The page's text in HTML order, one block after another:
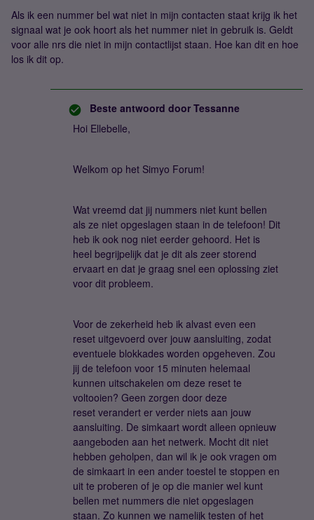
Als ik een nummer bel wat niet in mijn contacten staat krijg ik het
signaal wat je ook hoort als het nummer niet in gebruik is. Geldt
voor alle nrs die niet in mijn contactlijst staan. Hoe kan dit en hoe
los ik dit op.
Beste antwoord door Tessanne
Hoi Ellebelle,
Welkom op het Simyo Forum!
Wat vreemd dat jij nummers niet kunt bellen
als ze niet opgeslagen staan in de telefoon! Dit
heb ik ook nog niet eerder gehoord. Het is
heel begrijpelijk dat je dit als zeer storend
ervaart en dat je graag snel een oplossing ziet
voor dit probleem.
Voor de zekerheid heb ik alvast even een
reset uitgevoerd over jouw aansluiting, zodat
eventuele blokkades worden opgeheven. Zou
jij de telefoon voor 15 minuten helemaal
kunnen uitschakelen om deze reset te
voltooien? Geen zorgen door deze
reset verandert er verder niets aan jouw
aansluiting. De simkaart wordt alleen opnieuw
aangeboden aan het netwerk. Mocht dit niet
hebben geholpen, dan wil ik je ook vragen om
de simkaart in een ander toestel te stoppen en
uit te proberen of je op die manier wel kunt
bellen met nummers die niet opgeslagen
staan. Zo kunnen we namelijk testen of het